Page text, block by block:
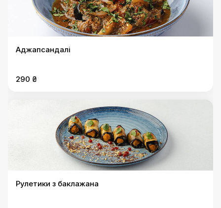
Аджапсандалі
290 ₴
Рулетики з баклажана